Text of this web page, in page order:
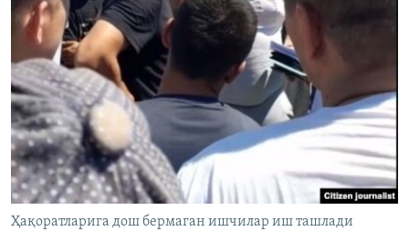
Ҳақоратларига дош бермаган ишчилар иш ташлади